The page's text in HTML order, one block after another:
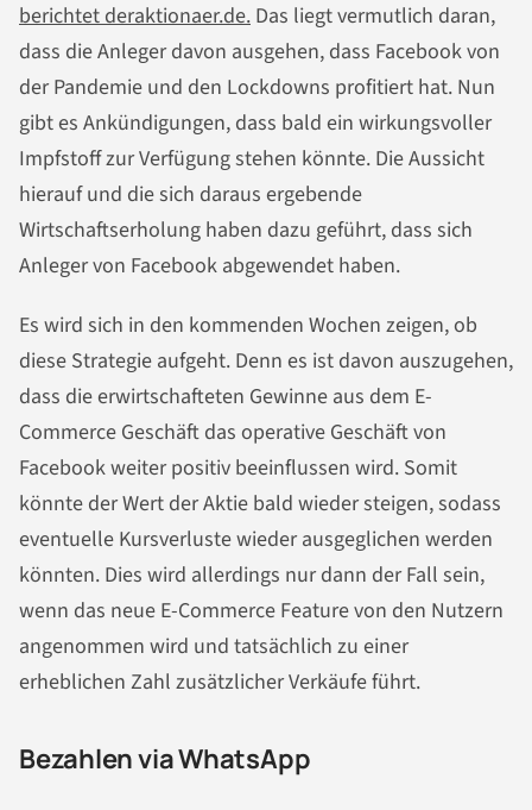
berichtet deraktionaer.de. Das liegt vermutlich daran,
dass die Anleger davon ausgehen, dass Facebook von
der Pandemie und den Lockdowns profitiert hat. Nun
gibt es Ankündigungen, dass bald ein wirkungsvoller
Impfstoff zur Verfügung stehen könnte. Die Aussicht
hierauf und die sich daraus ergebende
Wirtschaftserholung haben dazu geführt, dass sich
Anleger von Facebook abgewendet haben.
Es wird sich in den kommenden Wochen zeigen, ob
diese Strategie aufgeht. Denn es ist davon auszugehen,
dass die erwirtschafteten Gewinne aus dem E-
Commerce Geschäft das operative Geschäft von
Facebook weiter positiv beeinflussen wird. Somit
könnte der Wert der Aktie bald wieder steigen, sodass
eventuelle Kursverluste wieder ausgeglichen werden
könnten. Dies wird allerdings nur dann der Fall sein,
wenn das neue E-Commerce Feature von den Nutzern
angenommen wird und tatsächlich zu einer
erheblichen Zahl zusätzlicher Verkäufe führt.
Bezahlen via WhatsApp